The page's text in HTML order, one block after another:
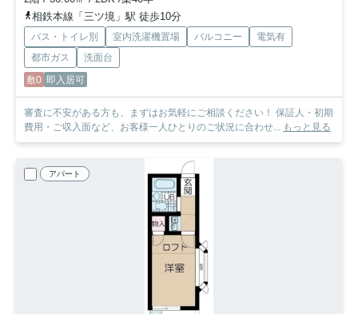
相鉄本線「三ツ境」駅 徒歩10分
バス・トイレ別 室内洗濯機置場 バルコニー
電気有
都市ガス
洗面台
敷0 即入居可
審査に不安がある方も、まずはお気軽にご相談ください！ 保証人・初期
費用・ご収入面など、お客様一人ひとりのご状況に合わせ... もっと見る
アパート